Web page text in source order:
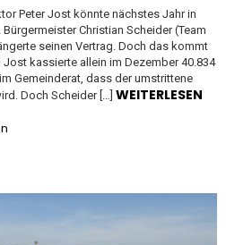
Peter Jost könnte nächstes Jahr in
Christian Scheider (Team
seinen Vertrag. Doch das kommt
kassierte allein im Dezember 40.834
Gemeinderat, dass der umstrittene
Doch Scheider […] WEITERLESEN